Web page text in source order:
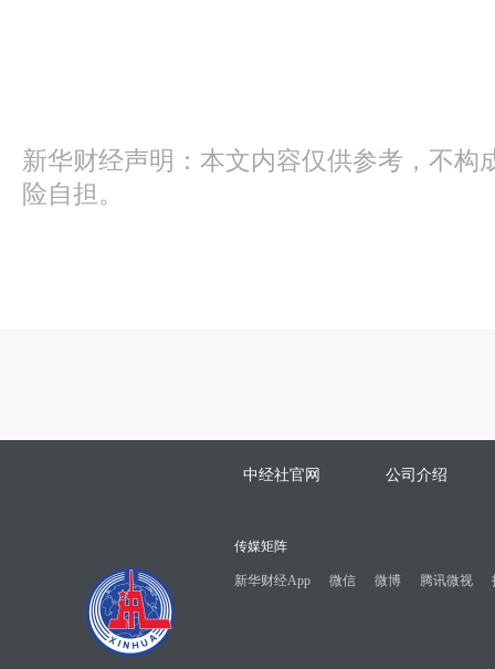
新华财经声明：本文内容仅供参考，不构
险自担。
中经社官网 公司介绍
传媒矩阵
新华财经App 微信 微博 腾讯微视